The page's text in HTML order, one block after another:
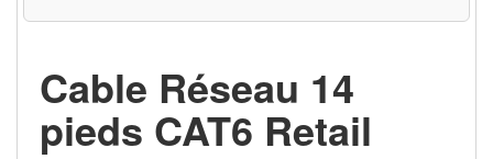
Cable Réseau 14
pieds CAT6 Retail